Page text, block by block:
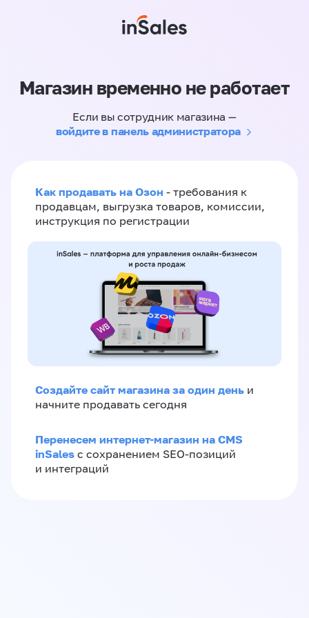
Магазин временно не работает
Если вы сотрудник магазина —
войдите в панель администратора
Как продавать на Озон - требования к
продавцам, выгрузка товаров, комиссии,
инструкция по регистрации
Создайте сайт магазина за один день и
начните продавать сегодня
Перенесем интернет-магазин на CMS
inSales с сохранением SEO-позиций
и интеграций